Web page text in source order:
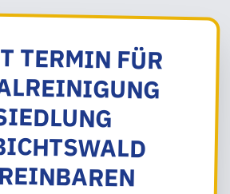
TERMIN FÜR